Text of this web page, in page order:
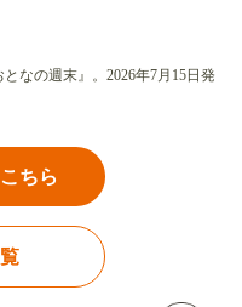
なの週末』。2026年7月15日発
ちら